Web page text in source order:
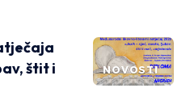
NOVOSTI
štit i